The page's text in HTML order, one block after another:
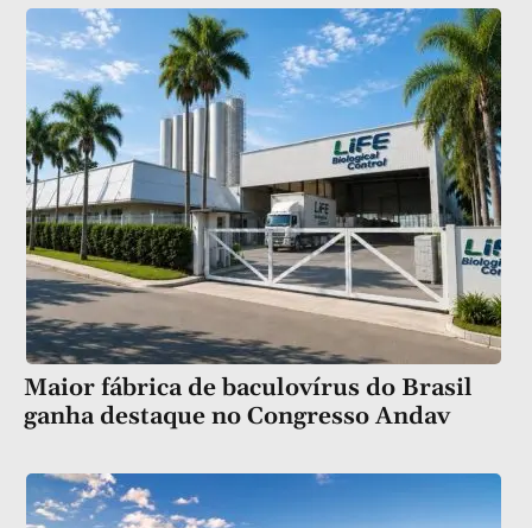
Maior fábrica de baculovírus do Brasil
ganha destaque no Congresso Andav